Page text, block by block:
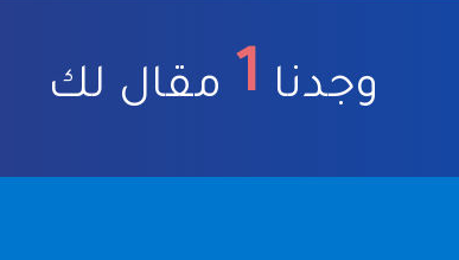
وجدنا 1 مقال لك